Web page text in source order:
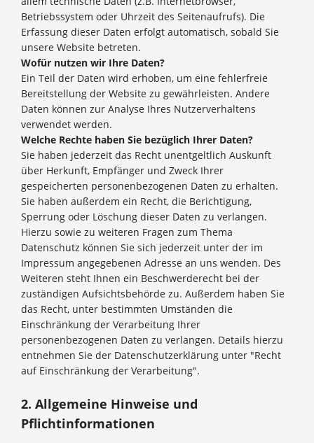
Betriebssystem oder Uhrzeit des Seitenaufrufs). Die
Erfassung dieser Daten erfolgt automatisch, sobald Sie
unsere Website betreten.
Wofür nutzen wir Ihre Daten?
Ein Teil der Daten wird erhoben, um eine fehlerfreie
Bereitstellung der Website zu gewährleisten. Andere
Daten können zur Analyse Ihres Nutzerverhaltens
verwendet werden.
Welche Rechte haben Sie bezüglich Ihrer Daten?
Sie haben jederzeit das Recht unentgeltlich Auskunft
über Herkunft, Empfänger und Zweck Ihrer
gespeicherten personenbezogenen Daten zu erhalten.
Sie haben außerdem ein Recht, die Berichtigung,
Sperrung oder Löschung dieser Daten zu verlangen.
Hierzu sowie zu weiteren Fragen zum Thema
Datenschutz können Sie sich jederzeit unter der im
Impressum angegebenen Adresse an uns wenden. Des
Weiteren steht Ihnen ein Beschwerderecht bei der
zuständigen Aufsichtsbehörde zu. Außerdem haben Sie
das Recht, unter bestimmten Umständen die
Einschränkung der Verarbeitung Ihrer
personenbezogenen Daten zu verlangen. Details hierzu
entnehmen Sie der Datenschutzerklärung unter "Recht
auf Einschränkung der Verarbeitung".
2. Allgemeine Hinweise und
Pflichtinformationen